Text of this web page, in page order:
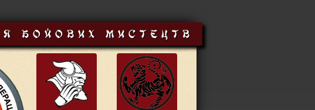
бойових мистецтв